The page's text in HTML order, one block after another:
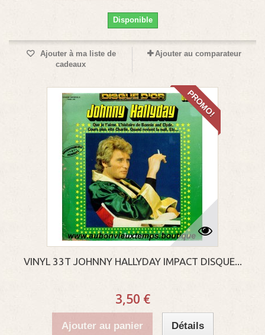
Disponible
Ajouter à ma liste de
cadeaux
Ajouter au comparateur
PROMO!
VINYL 33T JOHNNY HALLYDAY IMPACT DISQUE...
3,50 €
Ajouter au panier Détails